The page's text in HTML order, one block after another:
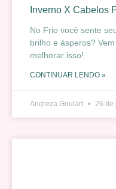
Inverno X Cabelos
No Frio você sente
brilho e ásperos?
melhorar isso!
CONTINUAR LENDO »
Andreza Goulart 26 de